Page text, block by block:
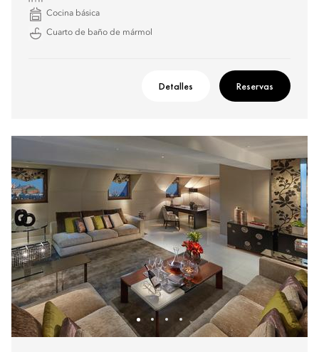
Cocina básica
Cuarto de baño de mármol
Detalles Reservas